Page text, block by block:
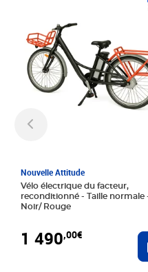
Nouvelle Attitude
Vélo électrique du facteur,
reconditionné - Taille normale -
Noir/ Rouge
1 490,00€